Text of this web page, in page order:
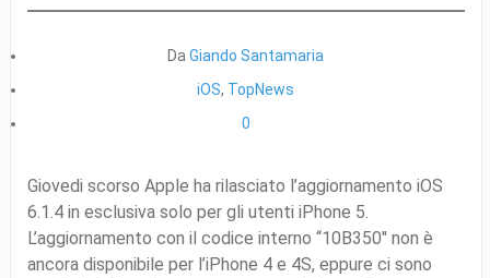
DaGiando Santamaria
iOS, TopNews
0
Giovedi scorso Apple ha rilasciato l’aggiornamento iOS
6.1.4 in esclusiva solo per gli utenti iPhone 5.
L’aggiornamento con il codice interno “10B350″ non è
ancora disponibile per l’iPhone 4 e 4S, eppure ci sono